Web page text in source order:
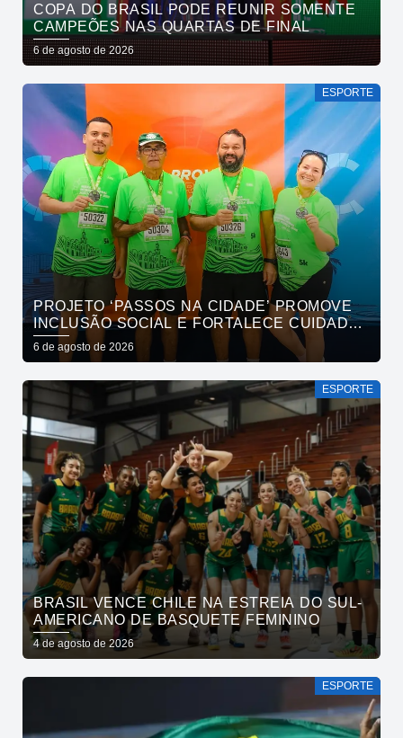
COPA DO BRASIL PODE REUNIR SOMENTE
CAMPEÕES NAS QUARTAS DE FINAL
6 de agosto de 2026
ESPORTE
PROJETO ‘PASSOS NA CIDADE’ PROMOVE
INCLUSÃO SOCIAL E FORTALECE CUIDADO
EM SAÚDE MENTAL POR MEIO DA CORRIDA
6 de agosto de 2026
ESPORTE
BRASIL VENCE CHILE NA ESTREIA DO SUL-
AMERICANO DE BASQUETE FEMININO
4 de agosto de 2026
ESPORTE